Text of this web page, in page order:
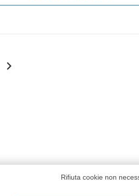
Rifiuta cookie non